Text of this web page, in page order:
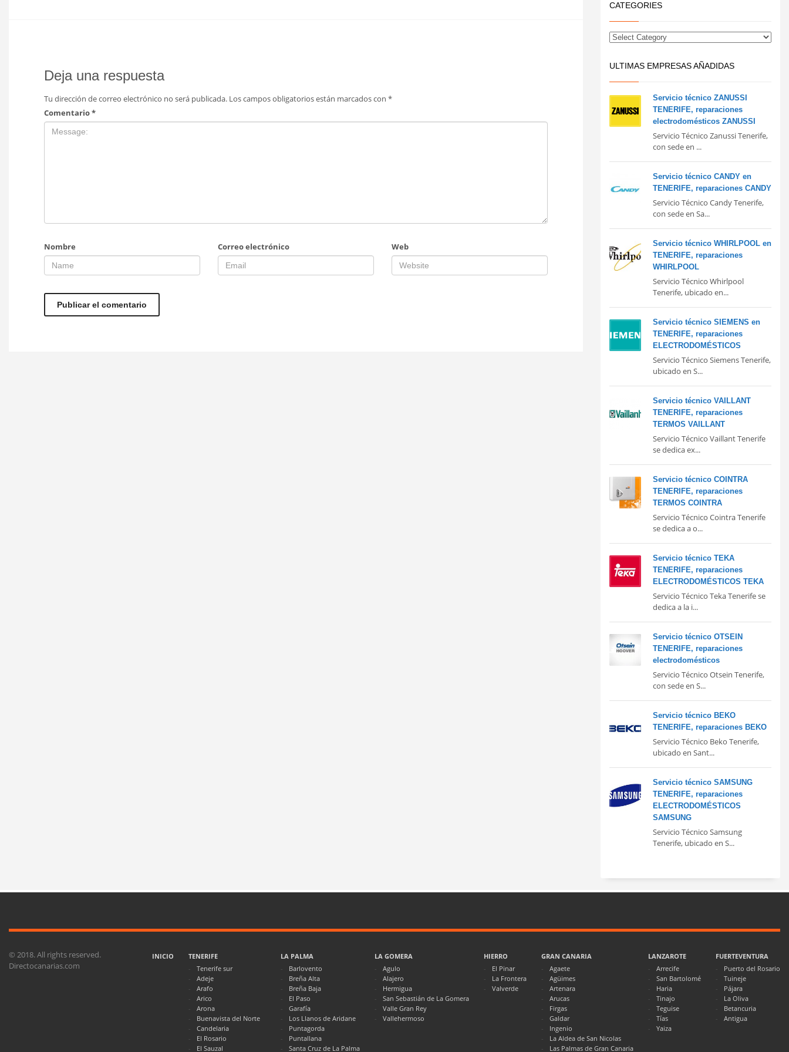
Deja una respuesta
Tu dirección de correo electrónico no será publicada. Los campos obligatorios están marcados con *
Comentario*
Nombre Correo electrónico Web
CATEGORIES
ULTIMAS EMPRESAS AÑADIDAS
Servicio técnico ZANUSSI
TENERIFE, reparaciones
electrodomésticos ZANUSSI
Servicio Técnico Zanussi Tenerife,
con sede en ...
Servicio técnico CANDY en
TENERIFE, reparaciones CANDY
Servicio Técnico Candy Tenerife,
con sede en Sa...
Servicio técnico WHIRLPOOL en
TENERIFE, reparaciones
WHIRLPOOL
Servicio Técnico Whirlpool
Tenerife, ubicado en...
Servicio técnico SIEMENS en
TENERIFE, reparaciones
ELECTRODOMÉSTICOS
Servicio Técnico Siemens Tenerife,
ubicado en S...
Servicio técnico VAILLANT
TENERIFE, reparaciones
TERMOS VAILLANT
Servicio Técnico Vaillant Tenerife
se dedica ex...
Servicio técnico COINTRA
TENERIFE, reparaciones
TERMOS COINTRA
Servicio Técnico Cointra Tenerife
se dedica a o...
Servicio técnico TEKA
TENERIFE, reparaciones
ELECTRODOMÉSTICOS TEKA
Servicio Técnico Teka Tenerife se
dedica a la i...
Servicio técnico OTSEIN
TENERIFE, reparaciones
electrodomésticos
Servicio Técnico Otsein Tenerife,
con sede en S...
Servicio técnico BEKO
TENERIFE, reparaciones BEKO
Servicio Técnico Beko Tenerife,
ubicado en Sant...
Servicio técnico SAMSUNG
TENERIFE, reparaciones
ELECTRODOMÉSTICOS
SAMSUNG
Servicio Técnico Samsung
Tenerife, ubicado en S...
INICIO
TENERIFE
Tenerife sur
Adeje
Arafo
Arico
Arona
Buenavista del Norte
Candelaria
El Rosario
El Sauzal
LA PALMA
Barlovento
Breña Alta
Breña Baja
El Paso
Garafía
Los Llanos de Aridane
Puntagorda
Puntallana
Santa Cruz de La Palma
LA GOMERA
Agulo
Alajero
Hermigua
San Sebastián de La Gomera
Valle Gran Rey
Vallehermoso
HIERRO
El Pinar
La Frontera
Valverde
GRAN CANARIA
Agaete
Agüimes
Artenara
Arucas
Firgas
Galdar
Ingenio
La Aldea de San Nicolas
Las Palmas de Gran Canaria
LANZAROTE
Arrecife
San Bartolomé
Haria
Tinajo
Teguise
Tías
Yaiza
FUERTEVENTURA
Puerto del Rosario
Tuineje
Pájara
La Oliva
Betancuria
Antigua
© 2018. All rights reserved.
Directocanarias.com